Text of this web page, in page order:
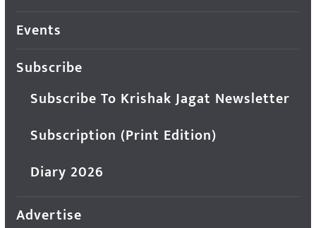
Events
Subscribe
Subscribe To Krishak Jagat Newsletter
Subscription (Print Edition)
Diary 2026
Advertise